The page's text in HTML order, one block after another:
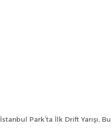
İstanbul Park’ta İlk Drift Yarışı,